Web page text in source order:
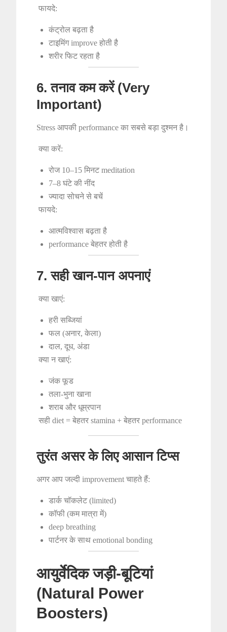
फायदे:
कंट्रोल बढ़ता है
टाइमिंग improve होती है
शरीर फिट रहता है
6. तनाव कम करें (Very
Important)
Stress आपकी performance का सबसे बड़ा दुश्मन है।
क्या करें:
रोज 10–15 मिनट meditation
7–8 घंटे की नींद
ज्यादा सोचने से बचें
फायदे:
आत्मविश्वास बढ़ता है
performance बेहतर होती है
7. सही खान-पान अपनाएं
क्या खाएं:
हरी सब्जियां
फल (अनार, केला)
दाल, दूध, अंडा
क्या न खाएं:
जंक फूड
तला-भुना खाना
शराब और धूम्रपान
सही diet = बेहतर stamina + बेहतर performance
तुरंत असर के लिए आसान टिप्स
अगर आप जल्दी improvement चाहते हैं:
डार्क चॉकलेट (limited)
कॉफी (कम मात्रा में)
deep breathing
पार्टनर के साथ emotional bonding
आयुर्वेदिक जड़ी-बूटियां
(Natural Power
Boosters)